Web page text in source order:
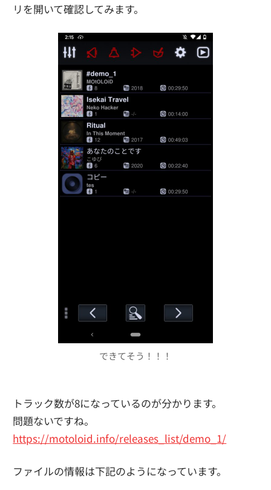
リを開いて確認してみます。
できてそう！！！
トラック数が8になっているのが分かります。
問題ないですね。
https://motoloid.info/releases_list/demo_1/
ファイルの情報は下記のようになっています。